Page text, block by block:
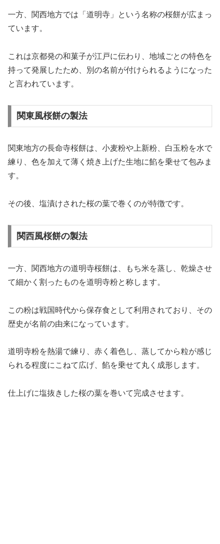
一方、関西地方では「道明寺」という名称の桜餅が広まっ
ています。
これは京都発の和菓子が江戸に伝わり、地域ごとの特色を
持って発展したため、別の名前が付けられるようになった
と言われています。
関東風桜餅の製法
関東地方の長命寺桜餅は、小麦粉や上新粉、白玉粉を水で
練り、色を加えて薄く焼き上げた生地に餡を乗せて包みま
す。
その後、塩漬けされた桜の葉で巻くのが特徴です。
関西風桜餅の製法
一方、関西地方の道明寺桜餅は、もち米を蒸し、乾燥させ
て細かく割ったものを道明寺粉と称します。
この粉は戦国時代から保存食として利用されており、その
歴史が名前の由来になっています。
道明寺粉を熱湯で練り、赤く着色し、蒸してから粒が感じ
られる程度にこねて広げ、餡を乗せて丸く成形します。
仕上げに塩抜きした桜の葉を巻いて完成させます。